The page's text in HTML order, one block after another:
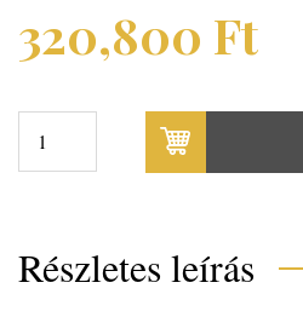
320,800 Ft
Részletes leírás